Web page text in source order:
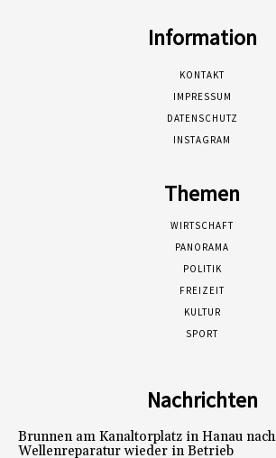
Information
KONTAKT
IMPRESSUM
DATENSCHUTZ
INSTAGRAM
Themen
WIRTSCHAFT
PANORAMA
POLITIK
FREIZEIT
KULTUR
SPORT
Nachrichten
Brunnen am Kanaltorplatz in Hanau nach
Wellenreparatur wieder in Betrieb